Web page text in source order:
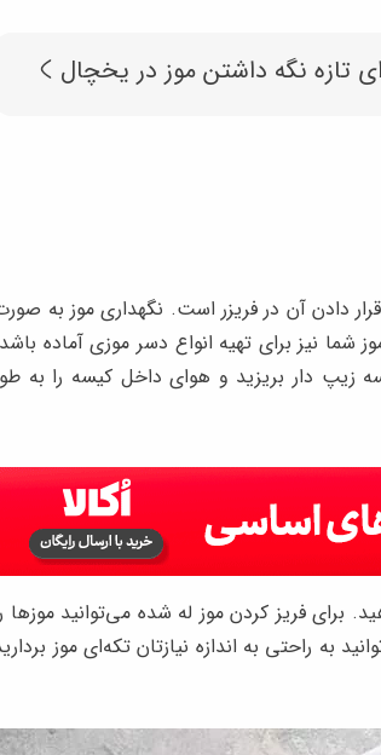
تازه نگه داشتن موز در یخچال
قرار دادن آن در فریزر است. نگهداری موز به
نیز برای تهیه انواع دسر موزی آماده
زیپ دار بریزید و هوای داخل کیسه را به
برای فریز کردن موز له شده می‌توانید موزها
به راحتی به اندازه نیازتان تکه‌ای موز